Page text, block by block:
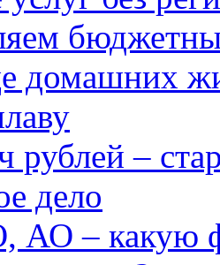
домашних
рублей –
дело
– какую